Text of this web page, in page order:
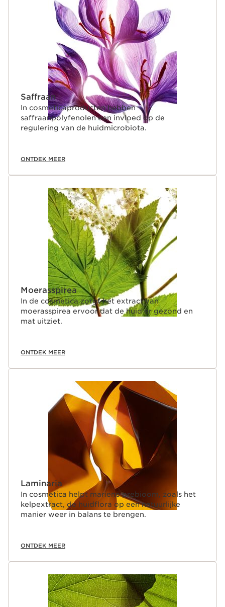
Saffraan
In cosmeticaproducten hebben
saffraanpolyfenolen een invloed op de
regulering van de huidmicrobiota.
ONTDEK MEER
Moerasspirea
In de cosmetica zorgt het extract van
moerasspirea ervoor dat de huid er gezond en
mat uitziet.
ONTDEK MEER
Laminaria
In cosmetica helpt mariene prebioom, zoals het
kelpextract, de huidflora op een natuurlijke
manier weer in balans te brengen.
ONTDEK MEER